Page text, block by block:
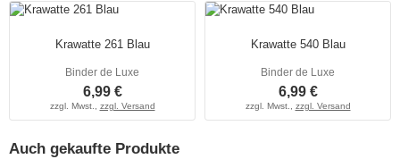
Krawatte 261 Blau
Binder de Luxe
6,99 €
zzgl. Mwst., zzgl. Versand
Krawatte 540 Blau
Binder de Luxe
6,99 €
zzgl. Mwst., zzgl. Versand
Auch gekaufte Produkte